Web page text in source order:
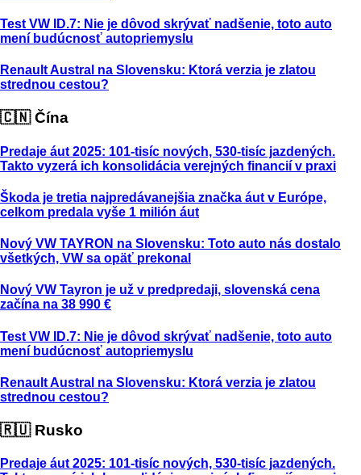
Test VW ID.7: Nie je dôvod skrývať nadšenie, toto auto
mení budúcnosť autopriemyslu
Renault Austral na Slovensku: Ktorá verzia je zlatou
strednou cestou?
🇨🇳 Čína
Predaje áut 2025: 101-tisíc nových, 530-tisíc jazdených.
Takto vyzerá ich konsolidácia verejných financií v praxi
Škoda je tretia najpredávanejšia značka áut v Európe,
celkom predala vyše 1 milión áut
Nový VW TAYRON na Slovensku: Toto auto nás dostalo
všetkých, VW sa opäť prekonal
Nový VW Tayron je už v predpredaji, slovenská cena
začína na 38 990 €
Test VW ID.7: Nie je dôvod skrývať nadšenie, toto auto
mení budúcnosť autopriemyslu
Renault Austral na Slovensku: Ktorá verzia je zlatou
strednou cestou?
🇷🇺 Rusko
Predaje áut 2025: 101-tisíc nových, 530-tisíc jazdených.